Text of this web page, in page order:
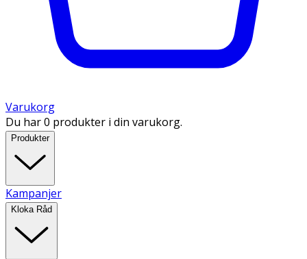
Varukorg
Du har 0 produkter i din varukorg.
Produkter
Kampanjer
Kloka Råd